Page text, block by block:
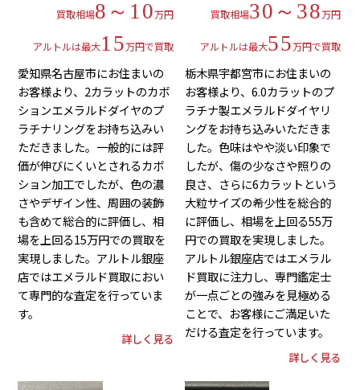
買取相場8～10万円
アルトルは最大15万円で買取
愛知県名古屋市にお住まいの
お客様より、2カラットのカボ
ションエメラルドダイヤのプ
ラチナリングをお持ち込みい
ただきました。一般的には評
価が伸びにくいとされるカボ
ション加工でしたが、色の濃
さやデザイン性、周囲の装飾
も含めて総合的に評価し、相
場を上回る15万円での買取を
実現しました。アルトル銀座
店ではエメラルド買取におい
て専門的な査定を行っていま
す。
詳しく見る
買取相場30～38万円
アルトルは最大55万円で買取
栃木県宇都宮市にお住まいの
お客様より、6.0カラットのプ
ラチナ製エメラルドダイヤリ
ングをお持ち込みいただきま
した。色味はやや淡い印象で
したが、傷の少なさや照りの
良さ、さらに6カラットという
大粒サイズの希少性を総合的
に評価し、相場を上回る55万
円での買取を実現しました。
アルトル銀座店ではエメラル
ド買取に注力し、専門鑑定士
が一点ごとの強みを見極める
ことで、お客様にご満足いた
だける査定を行っています。
詳しく見る